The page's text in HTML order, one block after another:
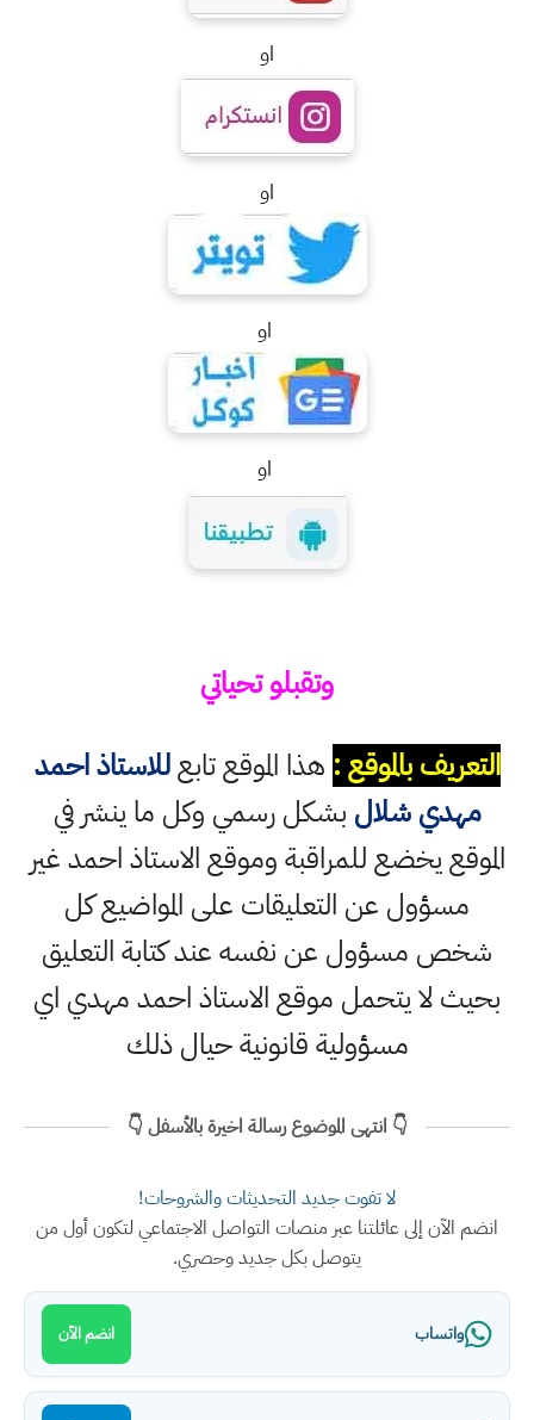
او
او
او
او
وتقبلو تحياتي
التعريف بالموقع : هذا الموقع تابعللاستاذ احمد
مهدي شلال بشكل رسمي وكل ما ينشر في
الموقع يخضع للمراقبة وموقع الاستاذ احمد غير
مسؤول عن التعليقات على المواضيع كل
شخص مسؤول عن نفسه عند كتابة التعليق
بحيث لا يتحمل موقع الاستاذ احمد مهدي اي
مسؤولية قانونية حيال ذلك
👇 انتهى الموضوع رسالة اخيرة بالأسفل 👇
لا تفوت جديد التحديثات والشروحات!
انضم الآن إلى عائلتنا عبر منصات التواصل الاجتماعي لتكون أول من
يتوصل بكل جديد وحصري.
واتساب انضم الآن